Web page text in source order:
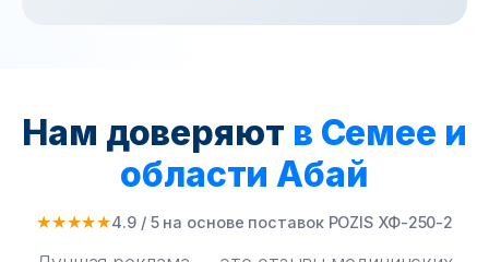
Нам доверяют в Семее и
области Абай
★★★★★4.9 / 5 на основе поставок POZIS ХФ-250-2